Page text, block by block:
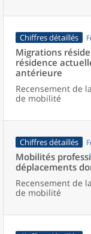
Chiffres détaillés
Migrations
résidence
antérieure
Recensement de
de mobilité
Chiffres détaillés
Mobilités
déplacements
Recensement de
de mobilité